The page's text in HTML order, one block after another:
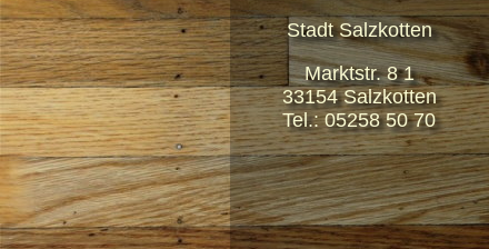
Stadt Salzkotten
Marktstr. 8 1
33154 Salzkotten
Tel.: 05258 50 70